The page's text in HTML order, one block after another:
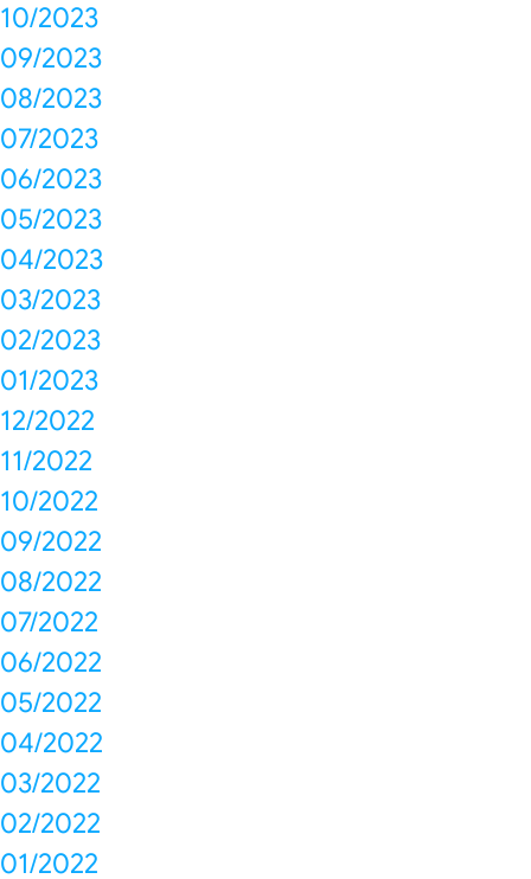
10/2023
09/2023
08/2023
07/2023
06/2023
05/2023
04/2023
03/2023
02/2023
01/2023
12/2022
11/2022
10/2022
09/2022
08/2022
07/2022
06/2022
05/2022
04/2022
03/2022
02/2022
01/2022